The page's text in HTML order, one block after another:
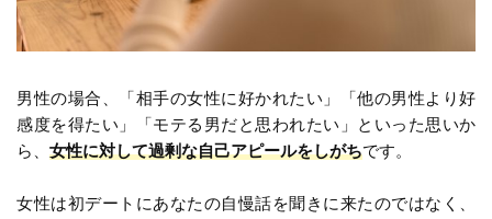
男性の場合、「相手の女性に好かれたい」「他の男性より好
感度を得たい」「モテる男だと思われたい」といった思いか
ら、 女性に対して過剰な自己アピールをしがちです。
女性は初デートにあなたの自慢話を聞きに来たのではなく、